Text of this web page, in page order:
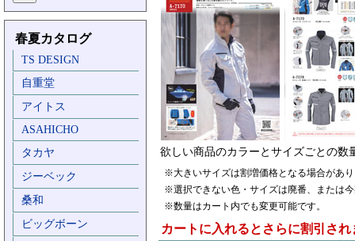
春夏カタログ
TS DESIGN
自重堂
アイトス
ASAHICHO
タカヤ
ジーベック
桑和
ビッグボーン
欲しい商品のカラーとサイズごとの数
※大きいサイズは割増価格となる場合があ
※選択できない色・サイズは廃番、または
※数量はカート内でも変更可能です。
カートに入れるとさらに割引され